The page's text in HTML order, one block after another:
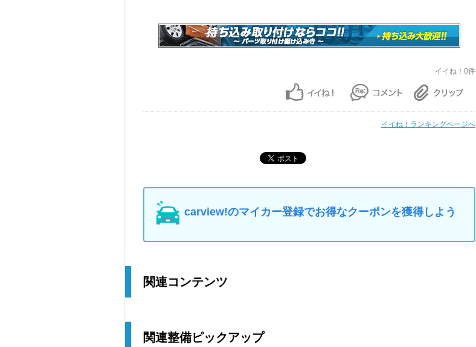
イイね！0件
イイね！ランキングページへ
carview!のマイカー登録でお得なクーポンを獲得しよう
関連コンテンツ
関連整備ピックアップ